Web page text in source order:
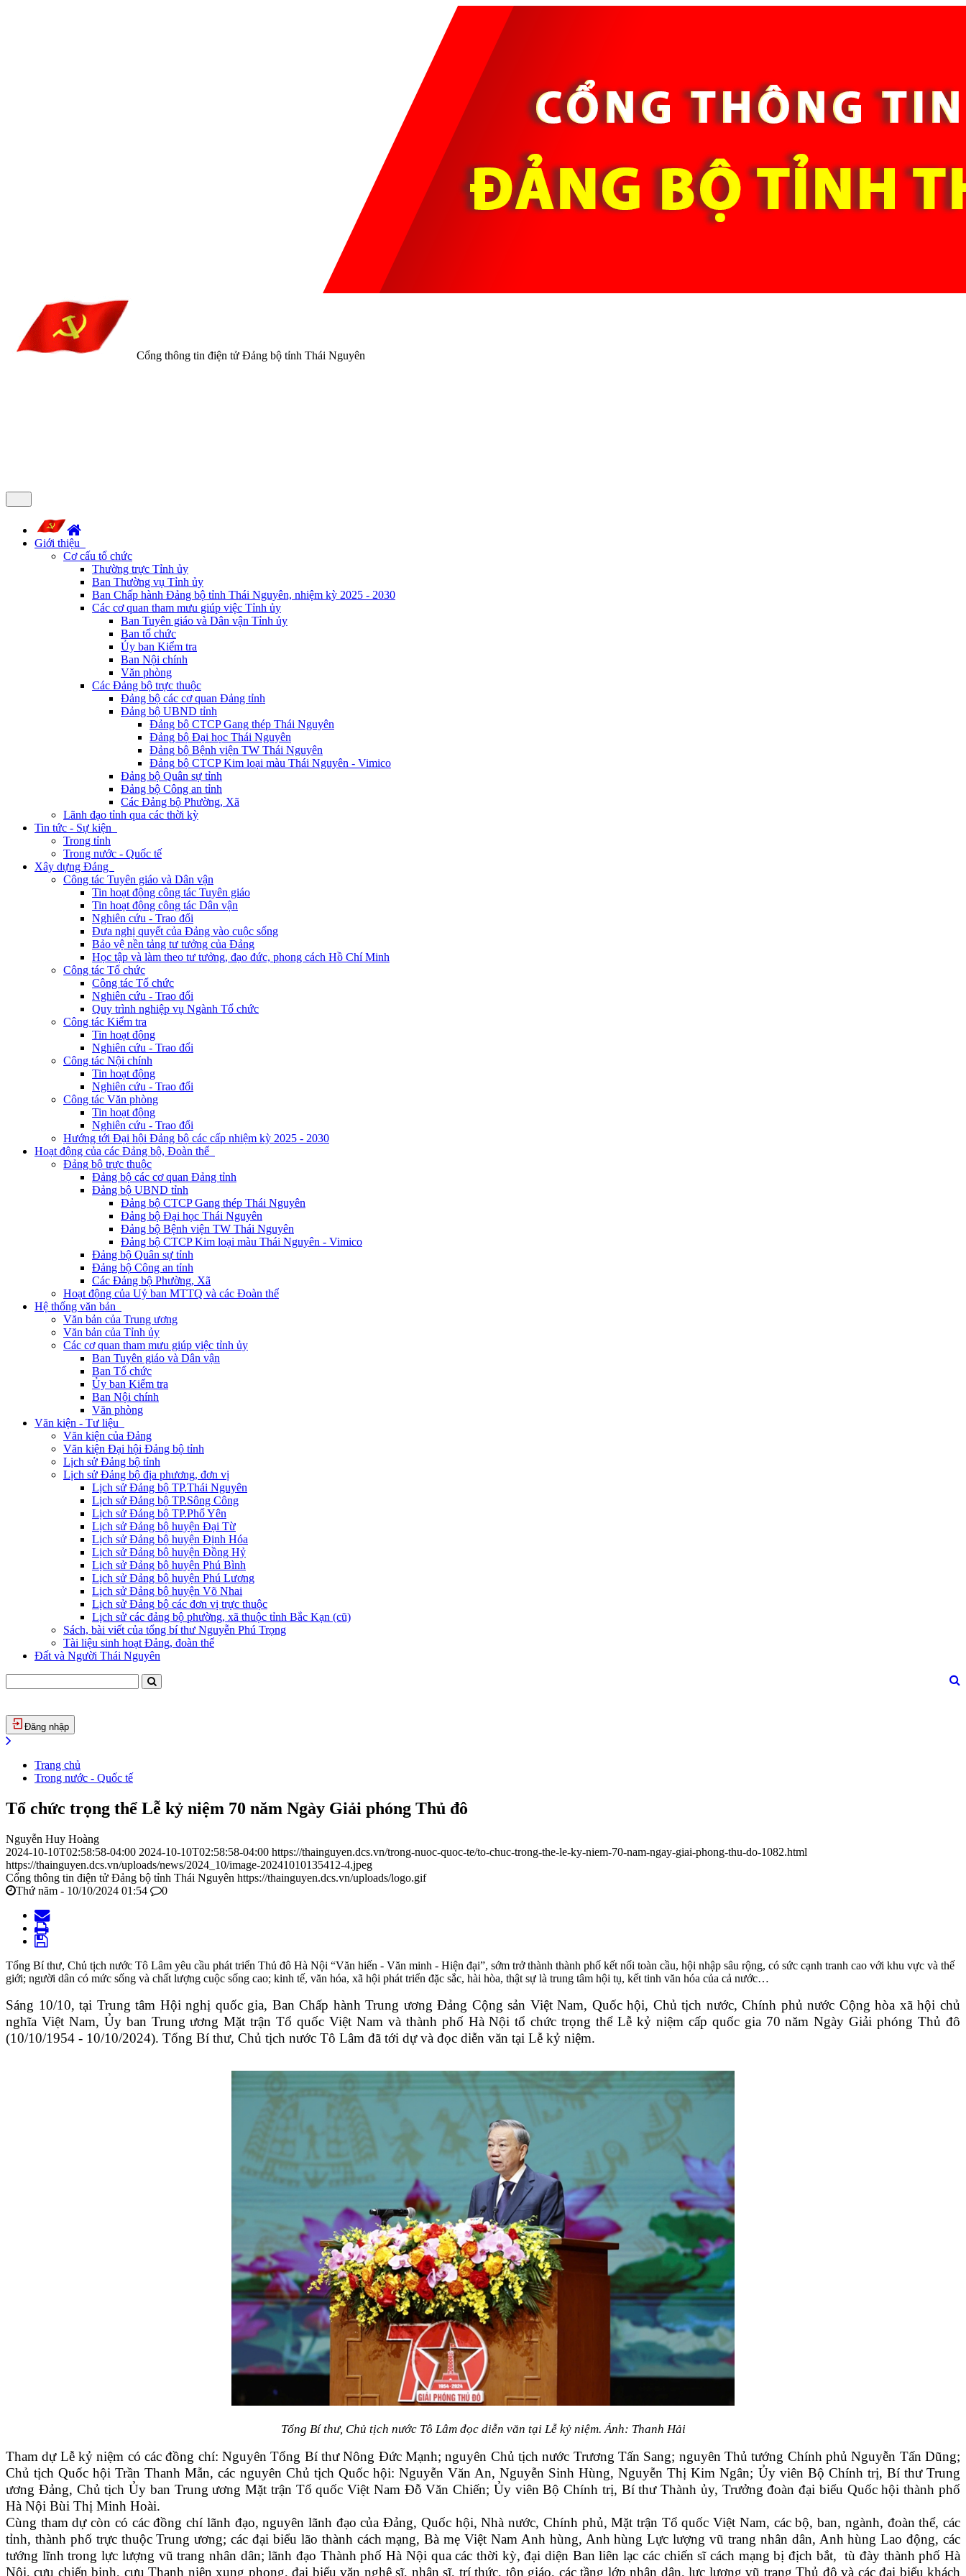
Cổng thông tin điện tử Đảng bộ tỉnh Thái Nguyên
Giới thiệu
Cơ cấu tổ chức
Thường trực Tỉnh ủy
Ban Thường vụ Tỉnh ủy
Ban Chấp hành Đảng bộ tỉnh Thái Nguyên, nhiệm kỳ 2025 - 2030
Các cơ quan tham mưu giúp việc Tỉnh ủy
Ban Tuyên giáo và Dân vận Tỉnh ủy
Ban tổ chức
Ủy ban Kiểm tra
Ban Nội chính
Văn phòng
Các Đảng bộ trực thuộc
Đảng bộ các cơ quan Đảng tỉnh
Đảng bộ UBND tỉnh
Đảng bộ CTCP Gang thép Thái Nguyên
Đảng bộ Đại học Thái Nguyên
Đảng bộ Bệnh viện TW Thái Nguyên
Đảng bộ CTCP Kim loại màu Thái Nguyên - Vimico
Đảng bộ Quân sự tỉnh
Đảng bộ Công an tỉnh
Các Đảng bộ Phường, Xã
Lãnh đạo tỉnh qua các thời kỳ
Tin tức - Sự kiện
Trong tỉnh
Trong nước - Quốc tế
Xây dựng Đảng
Công tác Tuyên giáo và Dân vận
Tin hoạt động công tác Tuyên giáo
Tin hoạt động công tác Dân vận
Nghiên cứu - Trao đổi
Đưa nghị quyết của Đảng vào cuộc sống
Bảo vệ nền tảng tư tưởng của Đảng
Học tập và làm theo tư tưởng, đạo đức, phong cách Hồ Chí Minh
Công tác Tổ chức
Công tác Tổ chức
Nghiên cứu - Trao đổi
Quy trình nghiệp vụ Ngành Tổ chức
Công tác Kiểm tra
Tin hoạt động
Nghiên cứu - Trao đổi
Công tác Nội chính
Tin hoạt động
Nghiên cứu - Trao đổi
Công tác Văn phòng
Tin hoạt động
Nghiên cứu - Trao đổi
Hướng tới Đại hội Đảng bộ các cấp nhiệm kỳ 2025 - 2030
Hoạt động của các Đảng bộ, Đoàn thể
Đảng bộ trực thuộc
Đảng bộ các cơ quan Đảng tỉnh
Đảng bộ UBND tỉnh
Đảng bộ CTCP Gang thép Thái Nguyên
Đảng bộ Đại học Thái Nguyên
Đảng bộ Bệnh viện TW Thái Nguyên
Đảng bộ CTCP Kim loại màu Thái Nguyên - Vimico
Đảng bộ Quân sự tỉnh
Đảng bộ Công an tỉnh
Các Đảng bộ Phường, Xã
Hoạt động của Uỷ ban MTTQ và các Đoàn thể
Hệ thống văn bản
Văn bản của Trung ương
Văn bản của Tỉnh ủy
Các cơ quan tham mưu giúp việc tỉnh ủy
Ban Tuyên giáo và Dân vận
Ban Tổ chức
Ủy ban Kiểm tra
Ban Nội chính
Văn phòng
Văn kiện - Tư liệu
Văn kiện của Đảng
Văn kiện Đại hội Đảng bộ tỉnh
Lịch sử Đảng bộ tỉnh
Lịch sử Đảng bộ địa phương, đơn vị
Lịch sử Đảng bộ TP.Thái Nguyên
Lịch sử Đảng bộ TP.Sông Công
Lịch sử Đảng bộ TP.Phổ Yên
Lịch sử Đảng bộ huyện Đại Từ
Lịch sử Đảng bộ huyện Định Hóa
Lịch sử Đảng bộ huyện Đồng Hỷ
Lịch sử Đảng bộ huyện Phú Bình
Lịch sử Đảng bộ huyện Phú Lương
Lịch sử Đảng bộ huyện Võ Nhai
Lịch sử Đảng bộ các đơn vị trực thuộc
Lịch sử các đảng bộ phường, xã thuộc tỉnh Bắc Kạn (cũ)
Sách, bài viết của tổng bí thư Nguyễn Phú Trọng
Tài liệu sinh hoạt Đảng, đoàn thể
Đất và Người Thái Nguyên
Đăng nhập
Trang chủ
Trong nước - Quốc tế
Tổ chức trọng thể Lễ kỷ niệm 70 năm Ngày Giải phóng Thủ đô
Nguyễn Huy Hoàng
2024-10-10T02:58:58-04:00 2024-10-10T02:58:58-04:00 https://thainguyen.dcs.vn/trong-nuoc-quoc-te/to-chuc-trong-the-le-ky-niem-70-nam-ngay-giai-phong-thu-do-1082.html
https://thainguyen.dcs.vn/uploads/news/2024_10/image-20241010135412-4.jpeg
Cổng thông tin điện tử Đảng bộ tỉnh Thái Nguyên https://thainguyen.dcs.vn/uploads/logo.gif
Thứ năm - 10/10/2024 01:54
0
Tổng Bí thư, Chủ tịch nước Tô Lâm yêu cầu phát triển Thủ đô Hà Nội “Văn hiến - Văn minh - Hiện đại”, sớm trở thành thành phố kết nối toàn cầu, hội nhập sâu rộng, có sức cạnh tranh cao với khu vực và thế
giới; người dân có mức sống và chất lượng cuộc sống cao; kinh tế, văn hóa, xã hội phát triển đặc sắc, hài hòa, thật sự là trung tâm hội tụ, kết tinh văn hóa của cả nước…
Sáng 10/10, tại Trung tâm Hội nghị quốc gia, Ban Chấp hành Trung ương Đảng Cộng sản Việt Nam, Quốc hội, Chủ tịch nước, Chính phủ nước Cộng hòa xã hội chủ
nghĩa Việt Nam, Ủy ban Trung ương Mặt trận Tổ quốc Việt Nam và thành phố Hà Nội tổ chức trọng thể Lễ kỷ niệm cấp quốc gia 70 năm Ngày Giải phóng Thủ đô
(10/10/1954 - 10/10/2024). Tổng Bí thư, Chủ tịch nước Tô Lâm đã tới dự và đọc diễn văn tại Lễ kỷ niệm.
Tổng Bí thư, Chủ tịch nước Tô Lâm đọc diễn văn tại Lễ kỷ niệm. Ảnh: Thanh Hải
Tham dự Lễ kỷ niệm có các đồng chí: Nguyên Tổng Bí thư Nông Đức Mạnh; nguyên Chủ tịch nước Trương Tấn Sang; nguyên Thủ tướng Chính phủ Nguyễn Tấn Dũng;
Chủ tịch Quốc hội Trần Thanh Mẫn, các nguyên Chủ tịch Quốc hội: Nguyễn Văn An, Nguyễn Sinh Hùng, Nguyễn Thị Kim Ngân; Ủy viên Bộ Chính trị, Bí thư Trung
ương Đảng, Chủ tịch Ủy ban Trung ương Mặt trận Tổ quốc Việt Nam Đỗ Văn Chiến; Ủy viên Bộ Chính trị, Bí thư Thành ủy, Trưởng đoàn đại biểu Quốc hội thành phố
Hà Nội Bùi Thị Minh Hoài.
Cùng tham dự còn có các đồng chí lãnh đạo, nguyên lãnh đạo của Đảng, Quốc hội, Nhà nước, Chính phủ, Mặt trận Tổ quốc Việt Nam, các bộ, ban, ngành, đoàn thể, các
tỉnh, thành phố trực thuộc Trung ương; các đại biểu lão thành cách mạng, Bà mẹ Việt Nam Anh hùng, Anh hùng Lực lượng vũ trang nhân dân, Anh hùng Lao động, các
tướng lĩnh trong lực lượng vũ trang nhân dân; lãnh đạo Thành phố Hà Nội qua các thời kỳ, đại diện Ban liên lạc các chiến sĩ cách mạng bị địch bắt, tù đày thành phố Hà
Nội, cựu chiến binh, cựu Thanh niên xung phong, đại biểu văn nghệ sĩ, nhân sĩ, trí thức, tôn giáo, các tầng lớp nhân dân, lực lượng vũ trang Thủ đô và các đại biểu khách